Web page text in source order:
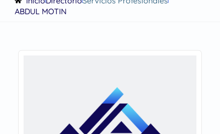
ABDUL MOTIN